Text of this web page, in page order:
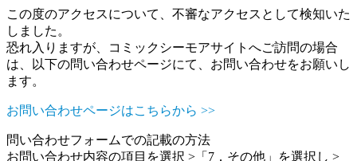
この度のアクセスについて、不審なアクセスとして検知いた
しました。
恐れ入りますが、コミックシーモアサイトへご訪問の場合
は、以下の問い合わせページにて、お問い合わせをお願いし
ます。
お問い合わせページはこちらから >>
問い合わせフォームでの記載の方法
お問い合わせ内容の項目を選択 >「7．その他」を選択し >